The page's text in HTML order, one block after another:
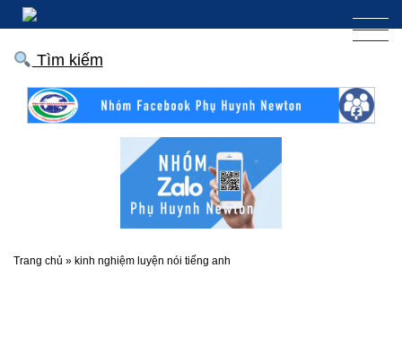
Tìm kiếm
Trang chủ » kinh nghiệm luyện nói tiếng anh